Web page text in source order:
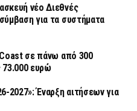
νέο Διεθνές
για τα συστήματα
σε πάνω από 300
73.000 ευρώ
2027»: Έναρξη αιτήσεων για